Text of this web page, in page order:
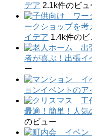
デア 2.1k件のビュ
ークショップを考
イデア 1.4k件のビ
者が喜ぶ！出張イ
ー
ョンイベントの
最適！簡単！人気
のビュー